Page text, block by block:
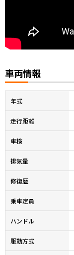
車両情報
年式
走行距離
車検
排気量
修復歴
乗車定員
ハンドル
駆動方式